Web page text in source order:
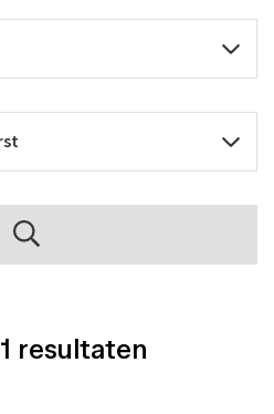
1 resultaten